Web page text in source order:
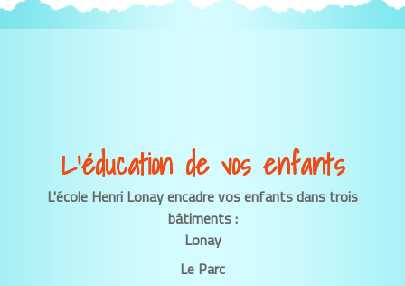
L’éducation de vos enfants
L'école Henri Lonay encadre vos enfants dans trois
bâtiments :
Lonay
Le Parc